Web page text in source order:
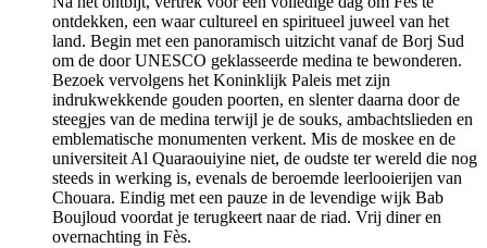
ontdekken, een waar cultureel en spiritueel juweel van het
land. Begin met een panoramisch uitzicht vanaf de Borj Sud
om de door UNESCO geklasseerde medina te bewonderen.
Bezoek vervolgens het Koninklijk Paleis met zijn
indrukwekkende gouden poorten, en slenter daarna door de
steegjes van de medina terwijl je de souks, ambachtslieden en
emblematische monumenten verkent. Mis de moskee en de
universiteit Al Quaraouiyine niet, de oudste ter wereld die nog
steeds in werking is, evenals de beroemde leerlooierijen van
Chouara. Eindig met een pauze in de levendige wijk Bab
Boujloud voordat je terugkeert naar de riad. Vrij diner en
overnachting in Fès.